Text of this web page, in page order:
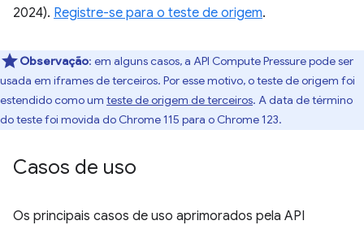
2024). Registre-se para o teste de origem.
Observação: em alguns casos, a API Compute Pressure pode ser
usada em iframes de terceiros. Por esse motivo, o teste de origem foi
estendido como um teste de origem de terceiros. A data de término
do teste foi movida do Chrome 115 para o Chrome 123.
Casos de uso
Os principais casos de uso aprimorados pela API